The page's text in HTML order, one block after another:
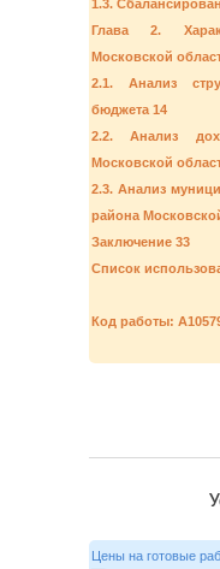
1.3.
Глава 2.
Московской
2.1. Анализ
бюджета 14
2.2. Анализ
Московской
2.3. Анализ
района
Заключение 33
Список
Код работы:
Цены на